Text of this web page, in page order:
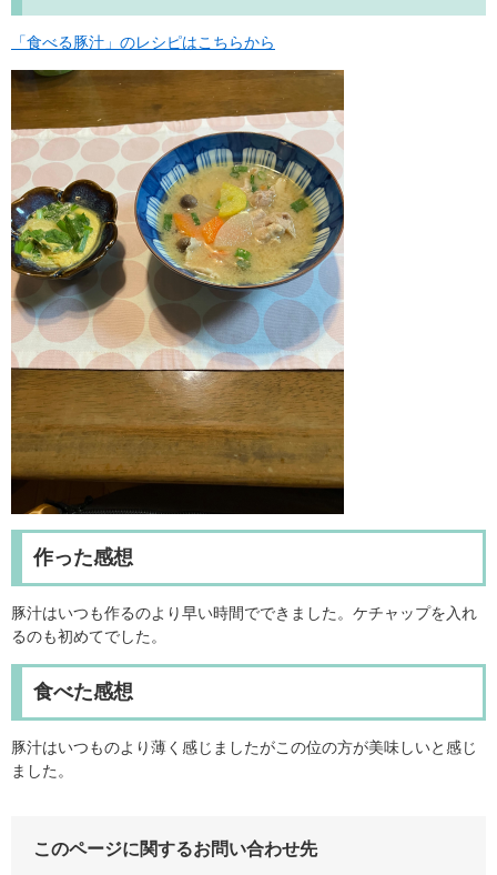
「食べる豚汁」のレシピはこちらから
作った感想
豚汁はいつも作るのより早い時間でできました。ケチャップを入れ
るのも初めてでした。
食べた感想
豚汁はいつものより薄く感じましたがこの位の方が美味しいと感じ
ました。
このページに関するお問い合わせ先